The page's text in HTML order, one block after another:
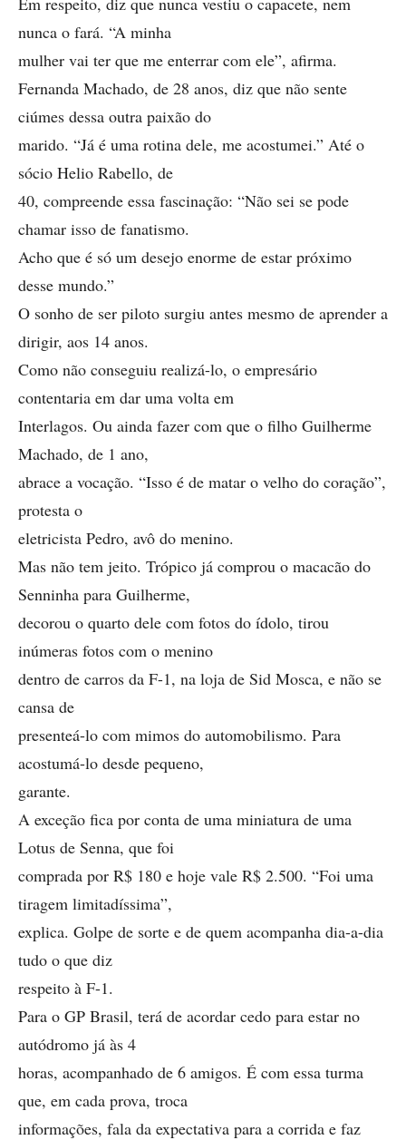
nunca o fará. “A minha
mulher vai ter que me enterrar com ele”, afirma.
Fernanda Machado, de 28 anos, diz que não sente
ciúmes dessa outra paixão do
marido. “Já é uma rotina dele, me acostumei.” Até o
sócio Helio Rabello, de
40, compreende essa fascinação: “Não sei se pode
chamar isso de fanatismo.
Acho que é só um desejo enorme de estar próximo
desse mundo.”
O sonho de ser piloto surgiu antes mesmo de aprender a
dirigir, aos 14 anos.
Como não conseguiu realizá-lo, o empresário
contentaria em dar uma volta em
Interlagos. Ou ainda fazer com que o filho Guilherme
Machado, de 1 ano,
abrace a vocação. “Isso é de matar o velho do coração”,
protesta o
eletricista Pedro, avô do menino.
Mas não tem jeito. Trópico já comprou o macacão do
Senninha para Guilherme,
decorou o quarto dele com fotos do ídolo, tirou
inúmeras fotos com o menino
dentro de carros da F-1, na loja de Sid Mosca, e não se
cansa de
presenteá-lo com mimos do automobilismo. Para
acostumá-lo desde pequeno,
garante.
A exceção fica por conta de uma miniatura de uma
Lotus de Senna, que foi
comprada por R$ 180 e hoje vale R$ 2.500. “Foi uma
tiragem limitadíssima”,
explica. Golpe de sorte e de quem acompanha dia-a-dia
tudo o que diz
respeito à F-1.
Para o GP Brasil, terá de acordar cedo para estar no
autódromo já às 4
horas, acompanhado de 6 amigos. É com essa turma
que, em cada prova, troca
informações, fala da expectativa para a corrida e faz